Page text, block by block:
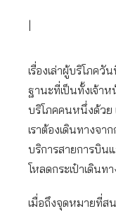
เรื่องเล่าผู้บริโภควั
ฐานะที่เป็นทั้งเจ้า
บริโภคคนหนึ่งด้วย
เราต้องเดินทางจา
บริการสายการบินแ
โหลดกระเป๋าเดินท
เมื่อถึงจุดหมายที่สน